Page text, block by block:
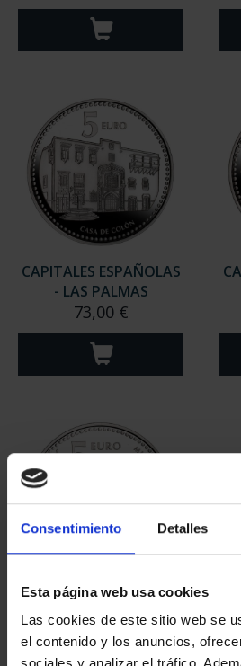
Consentimiento Detalles
Esta página web usa cookies
Las cookies de este sitio web se
el contenido y los anuncios,
CAPITALES ESPAÑOLAS
- LAS PALMAS
73,00 €
CAPITALES ESPAÑOLAS
- ALBACETE
73,00 €